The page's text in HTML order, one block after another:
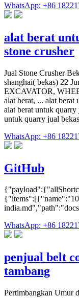
WhatsApp: +86
alat berat
stone crusher
Jual Stone Crusher
shanghai( bekas) 22
EXCAVATOR,
alat berat, ... alat berat
alat berat untuk quarry
untuk quarry jual
WhatsApp: +86
GitHub
{"items":[{"name":"10
WhatsApp: +86
penjual belt
tambang
Pertimbangkan Umur